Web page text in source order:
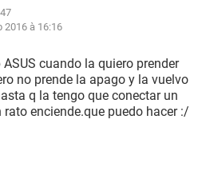
2016 à 16:16
cuando la quiero prender
no prende la apago y la vuelvo
q la tengo que conectar un
enciende.que puedo hacer :/